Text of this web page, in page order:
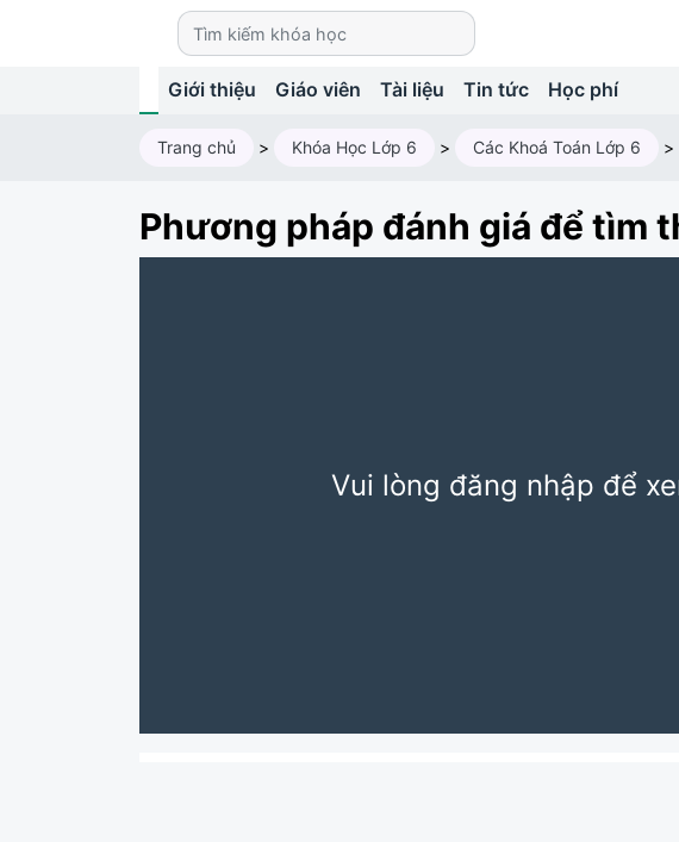
Giới thiệu Giáo viên Tài liệu Tin tức Học phí
Trang chủ > Khóa Học Lớp 6 > Các Khoá Toán Lớp 6 >
Phương pháp đánh giá để tìm
Vui lòng đăng nhập để